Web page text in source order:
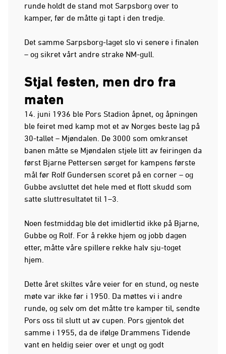
runde holdt de stand mot Sarpsborg over to
kamper, før de måtte gi tapt i den tredje.
Det samme Sarpsborg-laget slo vi senere i finalen
– og sikret vårt andre strake NM-gull.
Stjal festen, men dro fra
maten
14. juni 1936 ble Pors Stadion åpnet, og åpningen
ble feiret med kamp mot et av Norges beste lag på
30-tallet – Mjøndalen. De 3000 som omkranset
banen måtte se Mjøndalen stjele litt av feiringen da
først Bjarne Pettersen sørget for kampens første
mål før Rolf Gundersen scoret på en corner – og
Gubbe avsluttet det hele med et flott skudd som
satte sluttresultatet til 1–3.
Noen festmiddag ble det imidlertid ikke på Bjarne,
Gubbe og Rolf. For å rekke hjem og jobb dagen
etter, måtte våre spillere rekke halv sju-toget
hjem.
Dette året skiltes våre veier for en stund, og neste
møte var ikke før i 1950. Da møttes vi i andre
runde, og selv om det måtte tre kamper til, sendte
Pors oss til slutt ut av cupen. Pors gjentok det
samme i 1955, da de ifølge Drammens Tidende
vant en heldig seier over et ungt og godt